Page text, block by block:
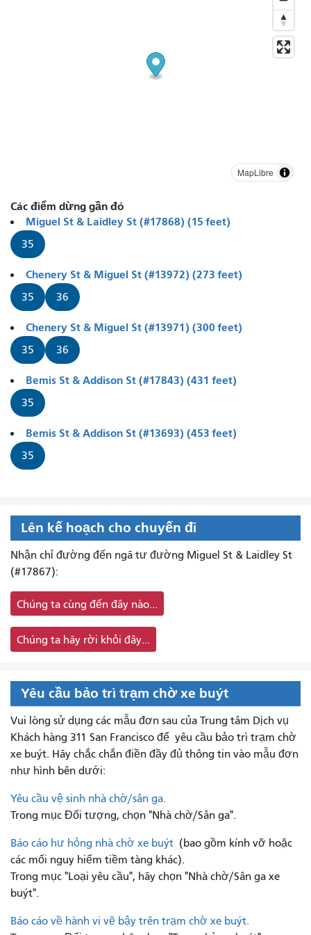
MapLibre
Các điểm dừng gần đó
Miguel St & Laidley St (#17868) (15 feet)
35
Chenery St & Miguel St (#13972) (273 feet)
35 36
Chenery St & Miguel St (#13971) (300 feet)
35 36
Bemis St & Addison St (#17843) (431 feet)
35
Bemis St & Addison St (#13693) (453 feet)
35
Lên kế hoạch cho chuyến đi
Nhận chỉ đường đến ngã tư đường Miguel St & Laidley St
(#17867):
Chúng ta cùng đến đây nào...
Chúng ta hãy rời khỏi đây...
Yêu cầu bảo trì trạm chờ xe buýt
Vui lòng sử dụng các mẫu đơn sau của Trung tâm Dịch vụ
Khách hàng 311 San Francisco để yêu cầu bảo trì trạm chờ
xe buýt. Hãy chắc chắn điền đầy đủ thông tin vào mẫu đơn
như hình bên dưới:
Yêu cầu vệ sinh nhà chờ/sân ga.
Trong mục Đối tượng, chọn "Nhà chờ/Sân ga".
Báo cáo hư hỏng nhà chờ xe buýt (bao gồm kính vỡ hoặc
các mối nguy hiểm tiềm tàng khác).
Trong mục "Loại yêu cầu", hãy chọn "Nhà chờ/Sân ga xe
buýt".
Báo cáo về hành vi vẽ bậy trên trạm chờ xe buýt.